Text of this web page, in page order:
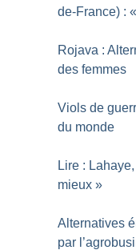
de-France) : «
Rojava :
des femmes
Viols de
du monde
Lire :
mieux »
Alternatives
par